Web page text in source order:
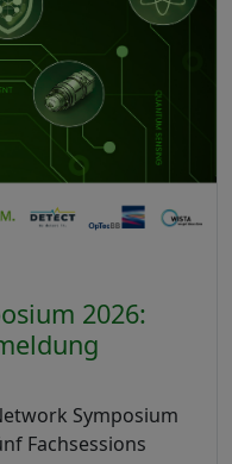
2026:
Symposium
Fachsessions